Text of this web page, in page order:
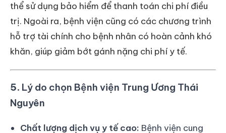
thể sử dụng bảo hiểm để thanh toán chi phí điều
trị. Ngoài ra, bệnh viện cũng có các chương trình
hỗ trợ tài chính cho bệnh nhân có hoàn cảnh khó
khăn, giúp giảm bớt gánh nặng chi phí y tế.
5. Lý do chọn Bệnh viện Trung Ương Thái
Nguyên
Chất lượng dịch vụ y tế cao: Bệnh viện cung